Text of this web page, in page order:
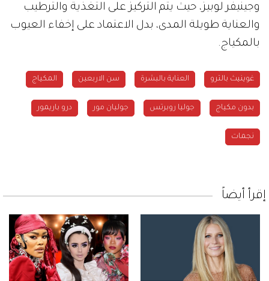
وجينيفر لوبيز، حيث يتم التركيز على التغذية والترطيب
والعناية طويلة المدى، بدل الاعتماد على إخفاء العيوب
بالمكياج.
غوينيث بالترو العناية بالبشرة سن الاربعين المكياج
بدون مكياج جوليا روبرتس جوليان مور درو باريمور
نجمات
إقرأ أيضاً